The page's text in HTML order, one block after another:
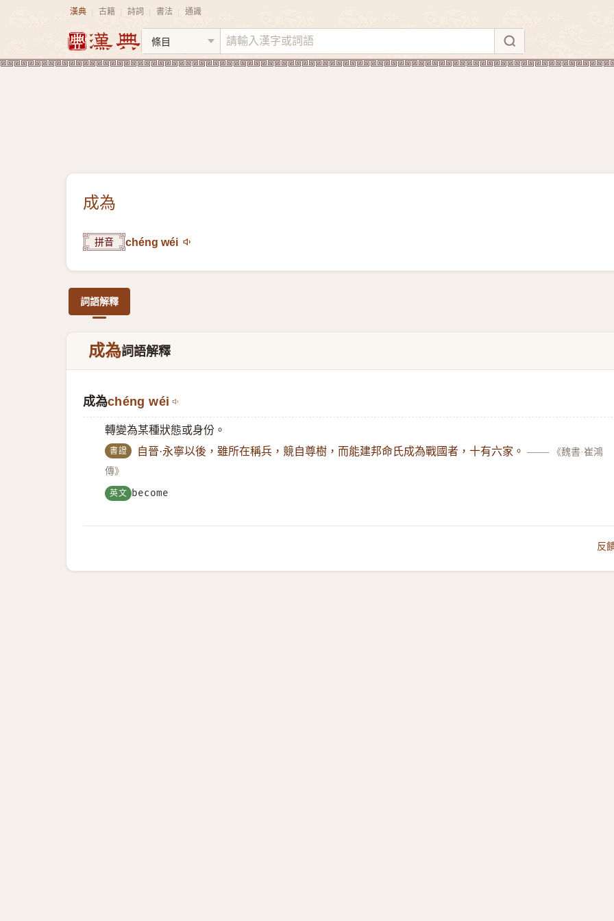
漢典 古籍 詩詞 書法 通識
成為
拼音 chéng wéi
詞語解釋
成為詞語解釋
成為chéng wéi
轉變為某種狀態或身份。
書證 自晉·永寧以後，雖所在稱兵，競自尊樹，而能建邦命氏成為戰國者，十有六家。 ——
《魏書·崔鴻
傳》
英文 become
反